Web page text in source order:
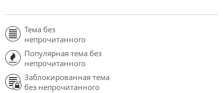
Тема без
непрочитанного
Популярная тема без
непрочитанного
Заблокированная тема
без непрочитанного